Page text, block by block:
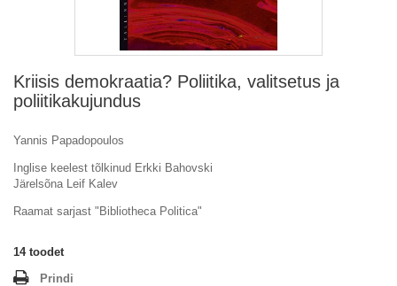
Kriisis demokraatia? Poliitika, valitsetus ja
poliitikakujundus
Yannis Papadopoulos
Inglise keelest tõlkinud Erkki Bahovski
Järelsõna Leif Kalev
Raamat sarjast "Bibliotheca Politica"
14 toodet
Prindi